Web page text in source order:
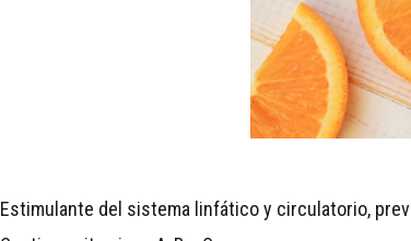
Estimulante del sistema linfático y circulatorio,